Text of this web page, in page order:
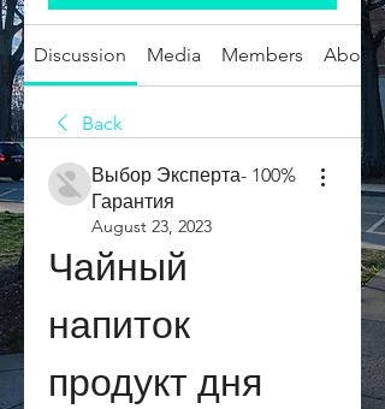
Discussion Media Members About
Back
Выбор Эксперта- 100%
Гарантия
August 23, 2023
Чайный
напиток
продукт дня